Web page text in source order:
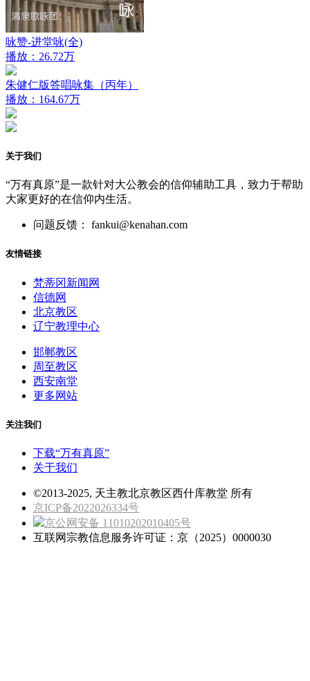
咏赞-进堂咏(全)
播放：26.72万
朱健仁版答唱咏集（丙年）
播放：164.67万
关于我们
“万有真原”是一款针对大公教会的信仰辅助工具，致力于帮助
大家更好的在信仰内生活。
问题反馈： fankui@kenahan.com
友情链接
梵蒂冈新闻网
信德网
北京教区
辽宁教理中心
邯郸教区
周至教区
西安南堂
更多网站
关注我们
下载“万有真原”
关于我们
©2013-2025, 天主教北京教区西什库教堂 所有
京ICP备2022026334号
京公网安备 11010202010405号
互联网宗教信息服务许可证：京（2025）0000030